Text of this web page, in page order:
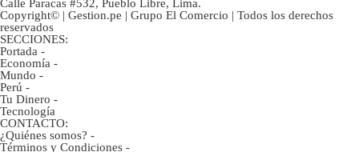
Calle Paracas #532, Pueblo Libre, Lima.
Copyright© | Gestion.pe | Grupo El Comercio | Todos los derechos
reservados
SECCIONES:
Portada -
Economía -
Mundo -
Perú -
Tu Dinero -
Tecnología
CONTACTO:
¿Quiénes somos? -
Términos y Condiciones -